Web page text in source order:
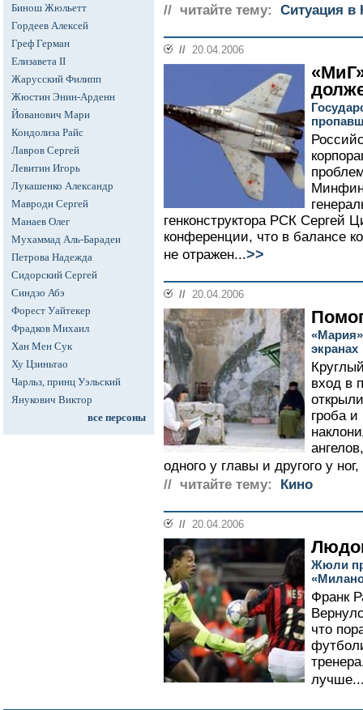
Бинош Жюльетт
Гордеев Алексей
Греф Герман
Елизавета II
Жарусский Филипп
Жюстин Энин-Арденн
Йованович Мари
Кондолиза Райс
Лавров Сергей
Левитин Игорь
Лукашенко Александр
Мавроди Сергей
Манаев Олег
Мухаммад Аль-Барадеи
Петрова Надежда
Сидорский Сергей
Синдзо Абэ
Форест Уайтекер
Фрадков Михаил
Хан Мен Сук
Ху Цзиньтао
Чарльз, принц Уэльский
Янукович Виктор
все персоны
// читайте тему: Cитуация в
// 20.04.2006
генконструктора РСК Сергей
конференции, что в балансе
не отражен...>>
// 20.04.2006
экранах
вход в
гроба и
одного у главы и другого у
// читайте тему:
Кино
// 20.04.2006
Жюли
Франк
что